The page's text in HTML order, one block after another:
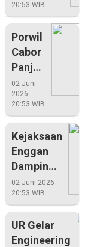
Cup Tahun
20:53 WIB
Porwil
Cabor
Panjat
Tebing
Riau
Emas
02 Juni
2026 -
20:53 WIB
Kejaksaan
Enggan
Dampingi
Pemkab
Pelalawan
02 Juni 2026 -
20:53 WIB
UR Gelar
Engineering